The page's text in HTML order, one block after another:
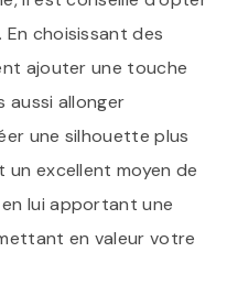
choisissant des
ajouter une touche
aussi allonger
une silhouette plus
un excellent moyen de
lui apportant une
en valeur votre